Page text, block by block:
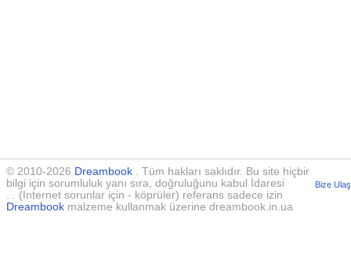
© 2010-2026 Dreambook . Tüm hakları saklıdır. Bu site hiçbir
bilgi için sorumluluk yanı sıra, doğruluğunu kabul İdaresi
. . (Internet sorunlar için - köprüler) referans sadece izin
Dreambook malzeme kullanmak üzerine dreambook.in.ua
Bize